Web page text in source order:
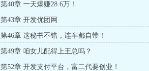
第40章 一天爆赚28.6万！
第43章 开发优团网
第46章 这秘书不错，连车都自带！
第49章 咱女儿配得上王总吗？
第52章 开发支付平台，富二代要创业！